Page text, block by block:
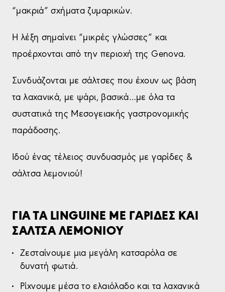
“μακριά” σχήματα ζυμαρικών.
Η λέξη σημαίνει “μικρές γλώσσες” και
προέρχονται από την περιοχή της Genova.
Συνδυάζονται με σάλτσες που έχουν ως βάση
τα λαχανικά, με ψάρι, βασικά…με όλα τα
συστατικά της Μεσογειακής γαστρονομικής
παράδοσης.
Ιδού ένας τέλειος συνδυασμός με γαρίδες &
σάλτσα λεμονιού!
ΓΙΑ ΤΑ LINGUINE ΜΕ ΓΑΡΙΔΕΣ ΚΑΙ
ΣΑΛΤΣΑ ΛΕΜΟΝΙΟΥ
Ζεσταίνουμε μια μεγάλη κατσαρόλα σε
δυνατή φωτιά.
Ρίχνουμε μέσα το ελαιόλαδο και τα λαχανικά